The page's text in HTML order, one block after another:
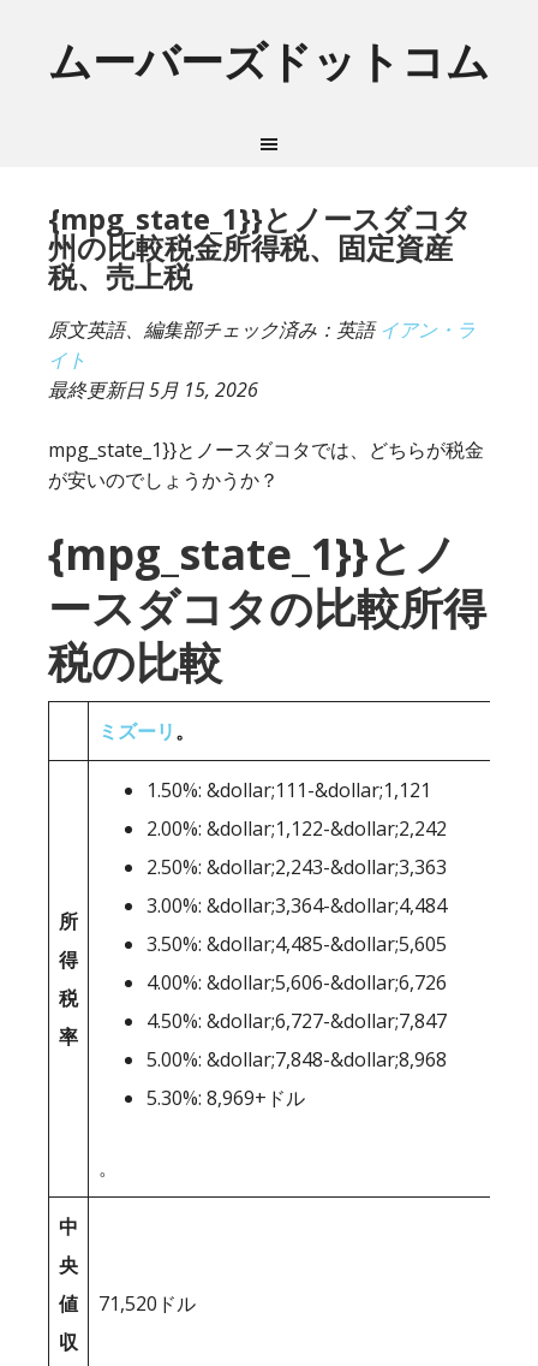
ムーバーズドットコム
{mpg_state_1}}とノースダコタ
州の比較税金所得税、固定資産
税、売上税
原文英語、編集部チェック済み：英語イアン・ラ
イト
最終更新日5月 15, 2026
mpg_state_1}}とノースダコタでは、どちらが税金
が安いのでしょうかうか？
{mpg_state_1}}とノ
ースダコタの比較所得
税の比較
ミズーリ。
所
得
税
率
1.50%: &dollar;111-&dollar;1,121
2.00%: &dollar;1,122-&dollar;2,242
2.50%: &dollar;2,243-&dollar;3,363
3.00%: &dollar;3,364-&dollar;4,484
3.50%: &dollar;4,485-&dollar;5,605
4.00%: &dollar;5,606-&dollar;6,726
4.50%: &dollar;6,727-&dollar;7,847
5.00%: &dollar;7,848-&dollar;8,968
5.30%: 8,969+ドル
。
中
央
値
収
71,520ドル